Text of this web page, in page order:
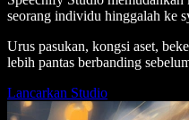
seorang individu hinggalah ke
Urus pasukan, kongsi aset,
lebih pantas berbanding
Lancarkan Studio